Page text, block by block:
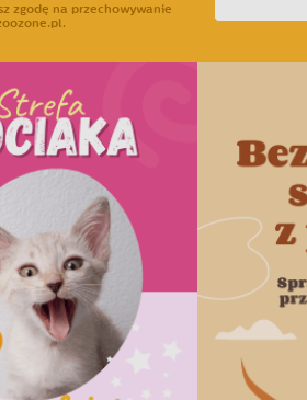
zgodę na przechowywanie